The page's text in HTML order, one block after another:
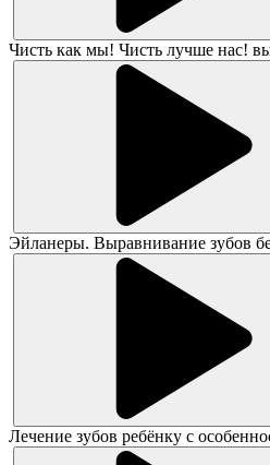
Чисть как мы! Чисть лучше нас!
Эйланеры. Выравнивание зубов
Лечение зубов ребёнку с